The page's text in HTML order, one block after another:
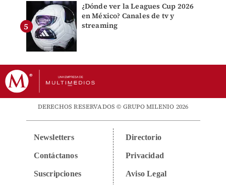
¿Dónde ver la Leagues Cup 2026
en México? Canales de tv y
streaming
DERECHOS RESERVADOS © GRUPO MILENIO 2026
Newsletters
Contáctanos
Suscripciones
Directorio
Privacidad
Aviso Legal